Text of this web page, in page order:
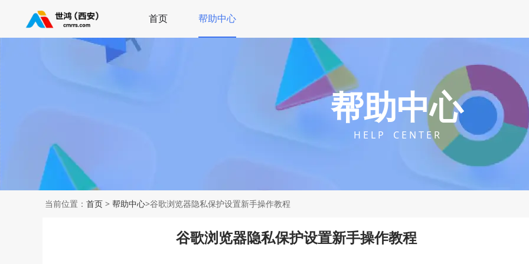
首页 帮助中心
帮助中心
H E L P C E N T E R
当前位置： 首页 > 帮助中心>谷歌浏览器隐私保护设置新手操作教程
谷歌浏览器隐私保护设置新手操作教程